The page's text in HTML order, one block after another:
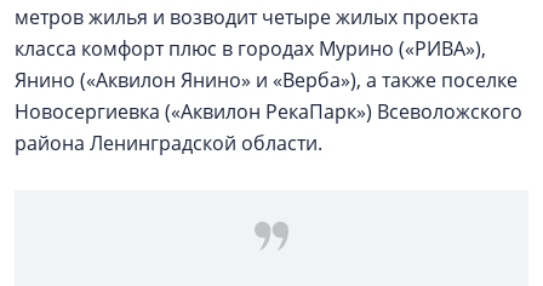
метров жилья и возводит четыре жилых проекта
класса комфорт плюс в городах Мурино («РИВА»),
Янино («Аквилон Янино» и «Верба»), а также поселке
Новосергиевка («Аквилон РекаПарк») Всеволожского
района Ленинградской области.